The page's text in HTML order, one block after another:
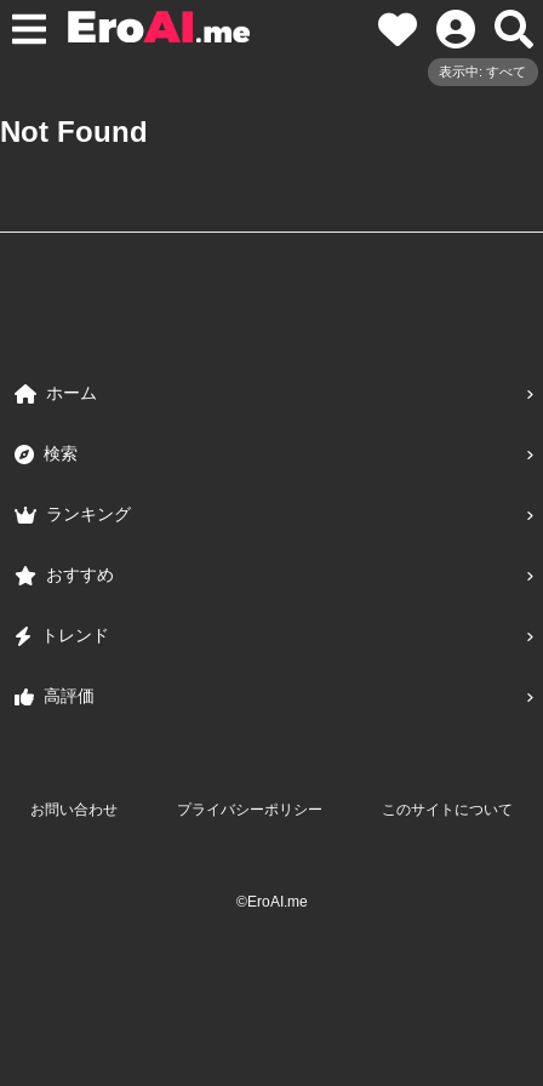
表示中: すべて
Not Found
ホーム
検索
ランキング
おすすめ
トレンド
高評価
お問い合わせ プライバシーポリシー このサイトについて
©EroAI.me